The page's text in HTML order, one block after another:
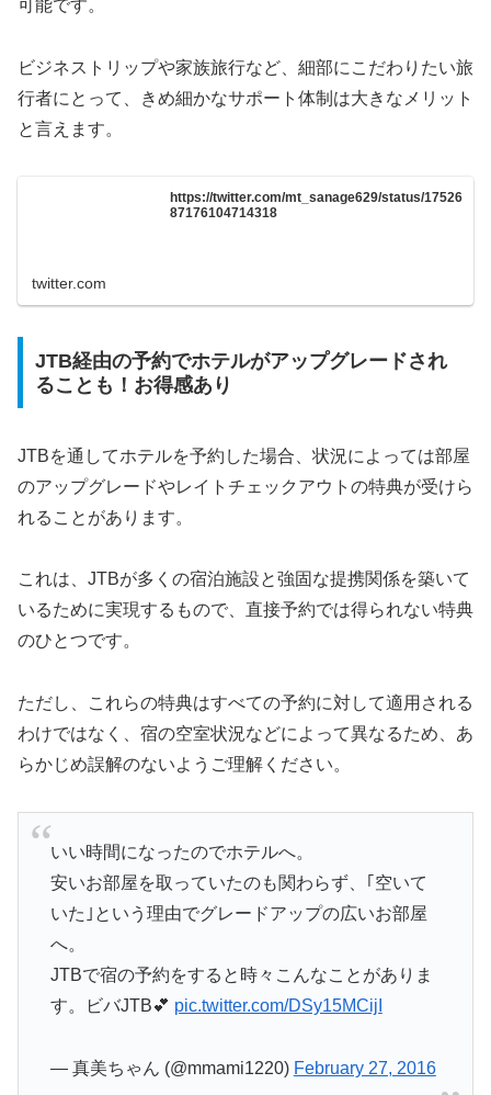
可能です。
ビジネストリップや家族旅行など、細部にこだわりたい旅
行者にとって、きめ細かなサポート体制は大きなメリット
と言えます。
https://twitter.com/mt_sanage629/status/17526
87176104714318
twitter.com
JTB経由の予約でホテルがアップグレードされ
ることも！お得感あり
JTBを通してホテルを予約した場合、状況によっては部屋
のアップグレードやレイトチェックアウトの特典が受けら
れることがあります。
これは、JTBが多くの宿泊施設と強固な提携関係を築いて
いるために実現するもので、直接予約では得られない特典
のひとつです。
ただし、これらの特典はすべての予約に対して適用される
わけではなく、宿の空室状況などによって異なるため、あ
らかじめ誤解のないようご理解ください。
いい時間になったのでホテルへ。
安いお部屋を取っていたのも関わらず、｢空いて
いた｣という理由でグレードアップの広いお部屋
へ。
JTBで宿の予約をすると時々こんなことがありま
す。ビバJTB💕 pic.twitter.com/DSy15MCijI
— 真美ちゃん (@mmami1220) February 27, 2016